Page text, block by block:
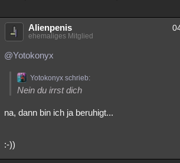
Alienpenis
ehemaliges Mitglied
@Yotokonyx
Yotokonyx schrieb:
Nein du irrst dich
na, dann bin ich ja beruhigt...
:-))